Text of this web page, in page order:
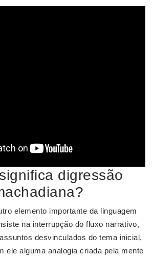
digressão
elemento importante da linguagem
na interrupção do fluxo narrativo,
desvinculados do tema inicial,
ele alguma analogia criada pela mente